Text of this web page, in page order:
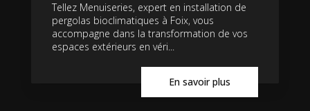
Tellez Menuiseries, expert en installation de
pergolas bioclimatiques à Foix, vous
accompagne dans la transformation de vos
espaces extérieurs en véri...
En savoir plus